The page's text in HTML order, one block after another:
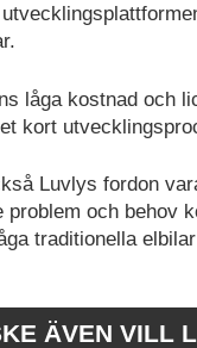
låga kostnad och
kort
Luvlys fordon
problem och behov
traditionella
ÄVEN VILL